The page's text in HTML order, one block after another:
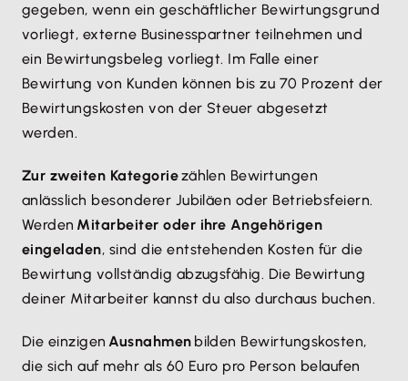
gegeben, wenn ein geschäftlicher Bewirtungsgrund
vorliegt, externe Businesspartner teilnehmen und
ein Bewirtungsbeleg vorliegt. Im Falle einer
Bewirtung von Kunden können bis zu 70 Prozent der
Bewirtungskosten von der Steuer abgesetzt
werden.
Zur zweiten Kategoriezählen Bewirtungen
anlässlich besonderer Jubiläen oder Betriebsfeiern.
Werden Mitarbeiter oder ihre Angehörigen
eingeladen, sind die entstehenden Kosten für die
Bewirtung vollständig abzugsfähig. Die Bewirtung
deiner Mitarbeiter kannst du also durchaus buchen.
Die einzigenAusnahmen bilden Bewirtungskosten,
die sich auf mehr als 60 Euro pro Person belaufen